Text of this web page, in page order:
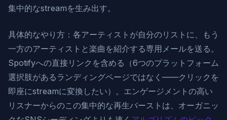
集中的なstreamを生み出す。
具体的なやり方：各アーティストが自分のリストに、もう
一方のアーティストと楽曲を紹介する専用メールを送る。
Spotifyへの直接リンクを含める（6つのプラットフォーム
選択肢があるランディングページではなく——クリックを
即座にstreamに変換したい）。エンゲージメントの高い
リスナーからのこの集中的な再生バーストは、オーガニッ